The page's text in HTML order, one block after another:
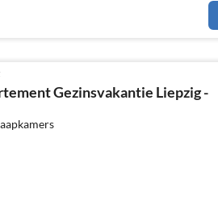
Gezinsvakantie Liepzig -